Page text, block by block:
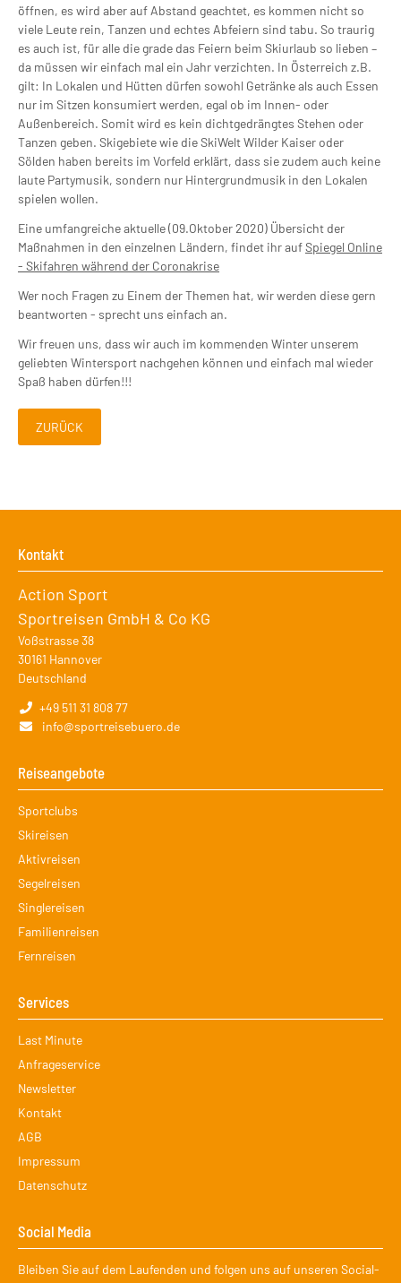
öffnen, es wird aber auf Abstand geachtet, es kommen nicht so
viele Leute rein, Tanzen und echtes Abfeiern sind tabu. So traurig
es auch ist, für alle die grade das Feiern beim Skiurlaub so lieben –
da müssen wir einfach mal ein Jahr verzichten. In Österreich z.B.
gilt: In Lokalen und Hütten dürfen sowohl Getränke als auch Essen
nur im Sitzen konsumiert werden, egal ob im Innen- oder
Außenbereich. Somit wird es kein dichtgedrängtes Stehen oder
Tanzen geben. Skigebiete wie die SkiWelt Wilder Kaiser oder
Sölden haben bereits im Vorfeld erklärt, dass sie zudem auch keine
laute Partymusik, sondern nur Hintergrundmusik in den Lokalen
spielen wollen.
Eine umfangreiche aktuelle (09.Oktober 2020) Übersicht der
Maßnahmen in den einzelnen Ländern, findet ihr aufSpiegel Online
- Skifahren während der Coronakrise
Wer noch Fragen zu Einem der Themen hat, wir werden diese gern
beantworten - sprecht uns einfach an.
Wir freuen uns, dass wir auch im kommenden Winter unserem
geliebten Wintersport nachgehen können und einfach mal wieder
Spaß haben dürfen!!!
ZURÜCK
Kontakt
Action Sport
Sportreisen GmbH & Co KG
Voßstrasse 38
30161 Hannover
Deutschland
+49 511 31 808 77
info@sportreisebuero.de
Reiseangebote
Navigation
überspringen
Sportclubs
Skireisen
Aktivreisen
Segelreisen
Singlereisen
Familienreisen
Fernreisen
Services
Navigation
überspringen
Last Minute
Anfrageservice
Newsletter
Kontakt
AGB
Impressum
Datenschutz
Social Media
Bleiben Sie auf dem Laufenden und folgen uns auf unseren Social-